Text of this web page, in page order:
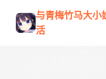
与青梅竹马大小
活